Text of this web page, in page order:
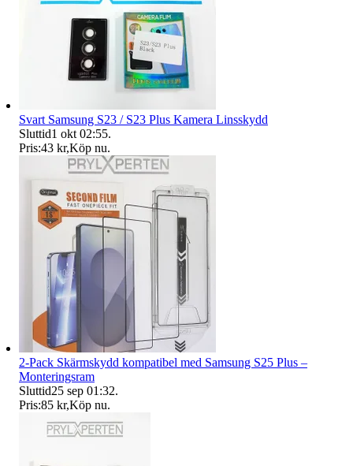
Svart Samsung S23 / S23 Plus Kamera Linsskydd
Sluttid1 okt 02:55.
Pris:43 kr,Köp nu.
2-Pack Skärmskydd kompatibel med Samsung S25 Plus –
Monteringsram
Sluttid25 sep 01:32.
Pris:85 kr,Köp nu.